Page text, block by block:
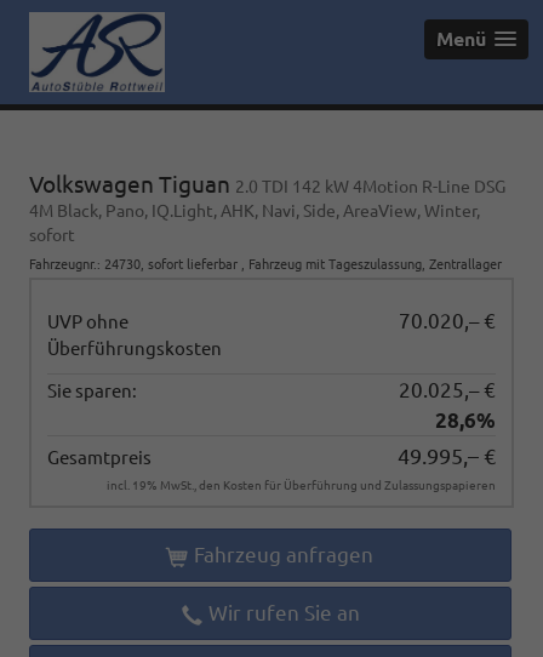
Menü
Volkswagen Tiguan 2.0 TDI 142 kW 4Motion R-Line DSG
4M Black, Pano, IQ.Light, AHK, Navi, Side, AreaView, Winter,
sofort
Fahrzeugnr. : 24730 sofort lieferbar Fahrzeug mit Tageszulassung , Zentrallager
UVP ohne
Überführungskosten
70.020,– €
Sie sparen:
20.025,– €
28,6%
Gesamtpreis 49.995,– €
incl. 19% MwSt., den Kosten für Überführung und Zulassungspapieren
Fahrzeug anfragen
Wir rufen Sie an